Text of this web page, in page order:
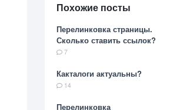
Похожие посты
Перелинковка страницы.
Сколько ставить ссылок?
7
Какталоги актуальны?
14
Перелинковка